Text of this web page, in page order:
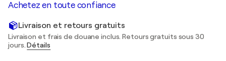
Achetez en toute confiance
Livraison et retours gratuits
Livraison et frais de douane inclus. Retours gratuits sous 30
jours.Détails